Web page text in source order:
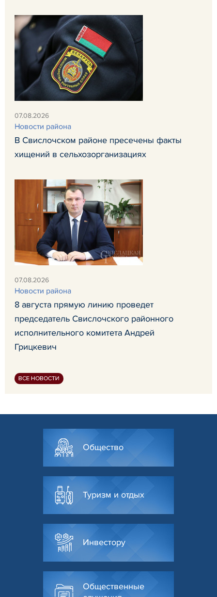
07.08.2026
Новости района
В Свислочском районе пресечены факты
хищений в сельхозорганизациях
07.08.2026
Новости района
8 августа прямую линию проведет
председатель Свислочского районного
исполнительного комитета Андрей
Грицкевич
ВСЕ НОВОСТИ
Общество
Туризм и отдых
Инвестору
Общественные